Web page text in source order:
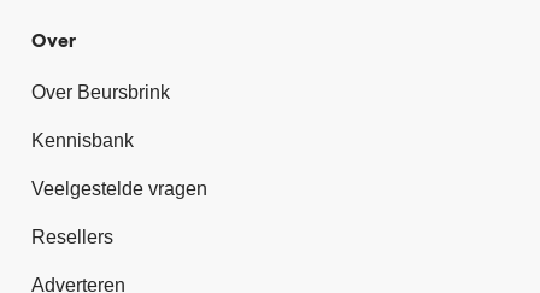
Over
Over Beursbrink
Kennisbank
Veelgestelde vragen
Resellers
Adverteren